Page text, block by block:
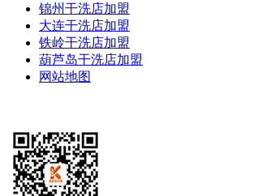
锦州干洗店加盟
大连干洗店加盟
铁岭干洗店加盟
葫芦岛干洗店加盟
网站地图